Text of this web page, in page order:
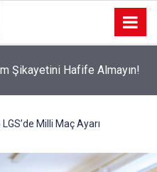
Şikayetini Hafife Almayın!
Milli Maç Ayarı